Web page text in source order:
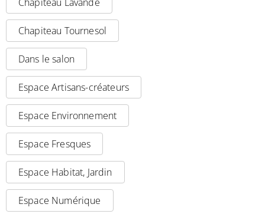
Chapiteau Tournesol
Dans le salon
Espace Artisans-créateurs
Espace Environnement
Espace Fresques
Espace Habitat, Jardin
Espace Numérique